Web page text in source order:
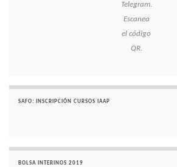
Telegram.
Escanea
el código
QR.
SAFO: INSCRIPCIÓN CURSOS IAAP
BOLSA INTERINOS 2019